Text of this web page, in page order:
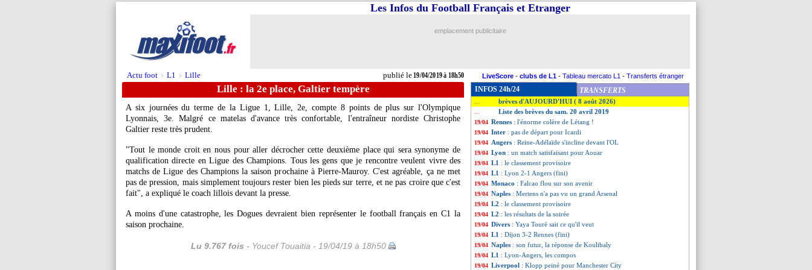
Actu foot > L1 > Lille publié le19/04/2019 à 18h50
Les Infos du Football Français et Etranger
emplacement publicitaire
LiveScore - clubs de L1 - Tableau mercato L1 - Transferts étranger
Lille : la 2e place, Galtier tempère
A six journées du terme de la Ligue 1, Lille, 2e, compte 8 points de plus sur l'Olympique
Lyonnais, 3e. Malgré ce matelas d'avance très confortable, l'entraîneur nordiste Christophe
Galtier reste très prudent.
"Tout le monde croit en nous pour aller décrocher cette deuxième place qui sera synonyme de
qualification directe en Ligue des Champions. Tous les gens que je rencontre veulent vivre des
matchs de Ligue des Champions la saison prochaine à Pierre-Mauroy. C'est agréable, ça ne met
pas de pression, mais simplement toujours rester bien les pieds sur terre, et ne pas croire que c'est
fait", a expliqué le coach lillois devant la presse.
A moins d'une catastrophe, les Dogues devraient bien représenter le football français en C1 la
saison prochaine.
Lu 9.767 fois - Youcef Touaitia - 19/04/19 à 18h50
INFOS 24h/24 TRANSFERTS
brèves d'AUJOURD'HUI ( 8 août 2026)
Liste des brèves du sam. 20 avril 2019
19/04 Rennes : l'énorme colère de Létang !
19/04 Inter : pas de départ pour Icardi
19/04 Angers : Reine-Adélaïde s'incline devant l'OL
19/04 Lyon : un match satisfaisant pour Aouar
19/04 L1 : le classement provisoire
19/04 L1 : Lyon 2-1 Angers (fini)
19/04 Monaco : Falcao flou sur son avenir
19/04 Naples : Mertens n'a pas vu un grand Arsenal
19/04 L2 : le classement provisoire
19/04 L2 : les résultats de la soirée
19/04 Divers : Yaya Touré sait ce qu'il veut
19/04 L1 : Dijon 3-2 Rennes (fini)
19/04 Naples : son futur, la réponse de Koulibaly
19/04 L1 : Lyon-Angers, les compos
19/04 Liverpool : Klopp peiné pour Manchester City